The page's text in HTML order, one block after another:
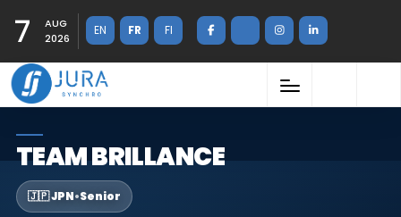
7
AUG
2026
EN FR FI
TEAM BRILLANCE
🇯🇵 JPN•Senior